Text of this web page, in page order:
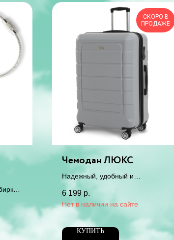
СКОРО В
ПРОДАЖЕ
Чемодан ЛЮКС
Надежный, удобный и
кодовым замком
6 199 р.
КУПИТЬ